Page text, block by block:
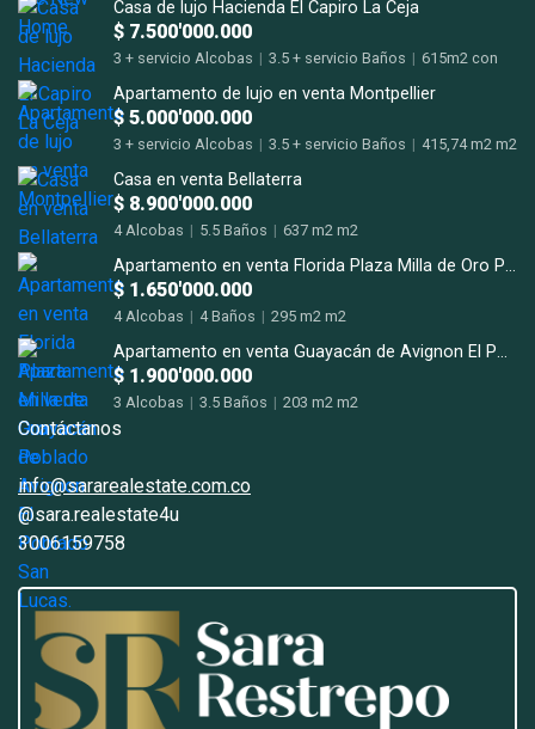
Casa de lujo Hacienda El Capiro La Ceja
$ 7.500'000.000
3 + servicio Alcobas | 3.5 + servicio Baños | 615m2 con
Apartamento de lujo en venta Montpellier
$ 5.000'000.000
3 + servicio Alcobas | 3.5 + servicio Baños | 415,74 m2 m2
Casa en venta Bellaterra
$ 8.900'000.000
4 Alcobas | 5.5 Baños | 637 m2 m2
Apartamento en venta Florida Plaza Milla de Oro Poblado
$ 1.650'000.000
4 Alcobas | 4 Baños | 295 m2 m2
Apartamento en venta Guayacán de Avignon El Poblado San Lucas.
$ 1.900'000.000
3 Alcobas | 3.5 Baños | 203 m2 m2
Contáctanos
info@sararealestate.com.co
@sara.realestate4u
3006159758